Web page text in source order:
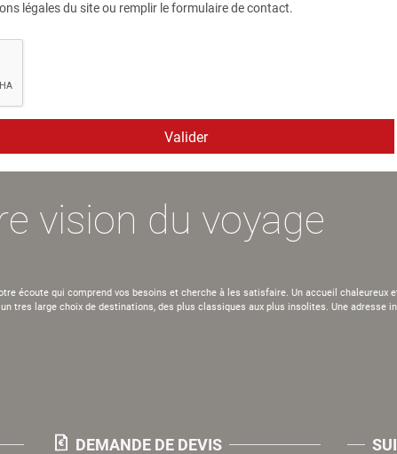
légales du site ou remplir le formulaire de contact.
vision du voyage
écoute qui comprend vos besoins et cherche à les satisfaire. Un accueil chaleureux
tres large choix de destinations, des plus classiques aux plus insolites. Une adresse
DEMANDE DE DEVIS